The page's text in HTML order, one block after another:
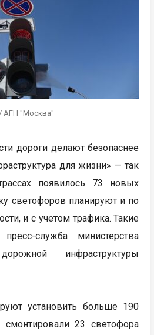
АГН "Москва"
дороги делают безопаснее
для жизни» — так
появилось 73 новых
светофоров планируют и по
и с учетом трафика. Такие
служба министерства
инфраструктуры
установить больше 190
23 светофора